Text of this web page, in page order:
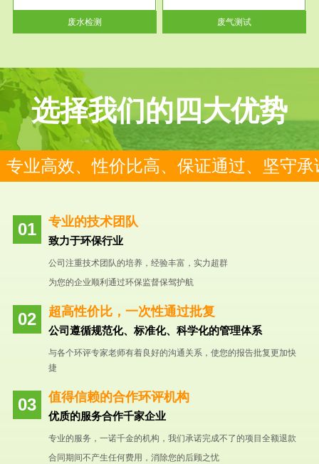
废水检测
包括...
废气测试
选择我们的四大优势
专业高效、性价比高、保证通过、坚守承
专业的技术团队
致力于环保行业
公司注重技术团队的培养，经验丰富，实力超群
为您的企业顺利通过环保监督保驾护航
超高性价比，一次性通过批复
公司遵循规范化、标准化、科学化的管理体系
与各个环评专家老师有着良好的沟通关系，使您的报告批复更加快
捷
值得信赖的合作环评机构
优质的服务合作千家企业
专业的服务，一诺千金的机构，我们承诺完成不了的项目全额退款
合同期间不产生任何费用，消除您的后顾之忧